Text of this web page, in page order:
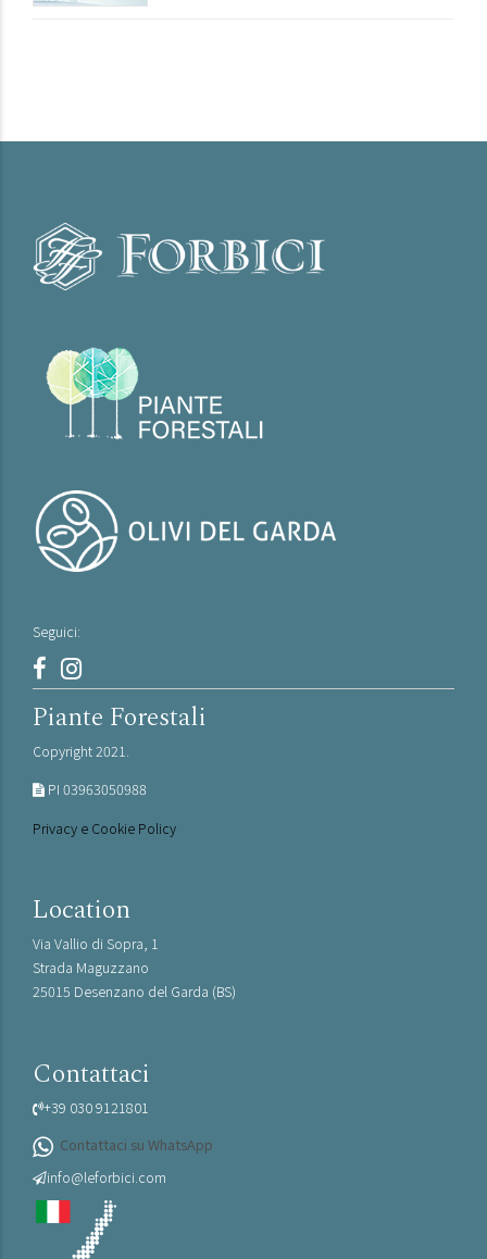
Seguici:
Piante Forestali
Copyright 2021.
PI 03963050988
Privacy e Cookie Policy
Location
Via Vallio di Sopra, 1
Strada Maguzzano
25015 Desenzano del Garda (BS)
Contattaci
+39 030 9121801
Contattaci su WhatsApp
info@leforbici.com